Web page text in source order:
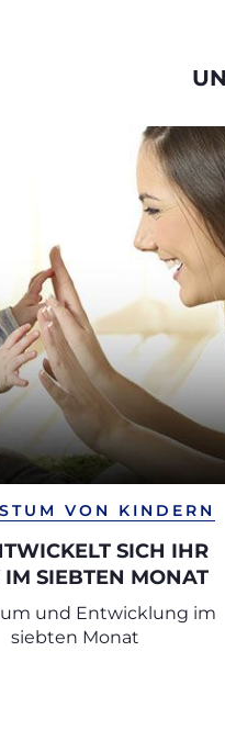
VON KINDERN
SICH IHR
SIEBTEN MONAT
und Entwicklung im
siebten Monat